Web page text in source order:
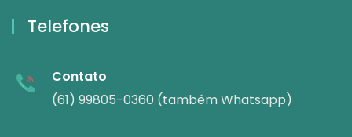
Telefones
Contato
(61) 99805-0360 (também Whatsapp)